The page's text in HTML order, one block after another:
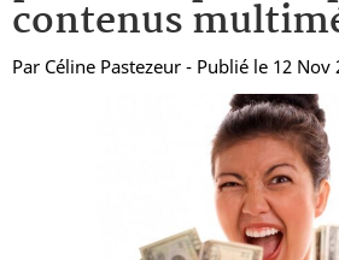
contenus
Par Céline Pastezeur - Publié le 12 Nov